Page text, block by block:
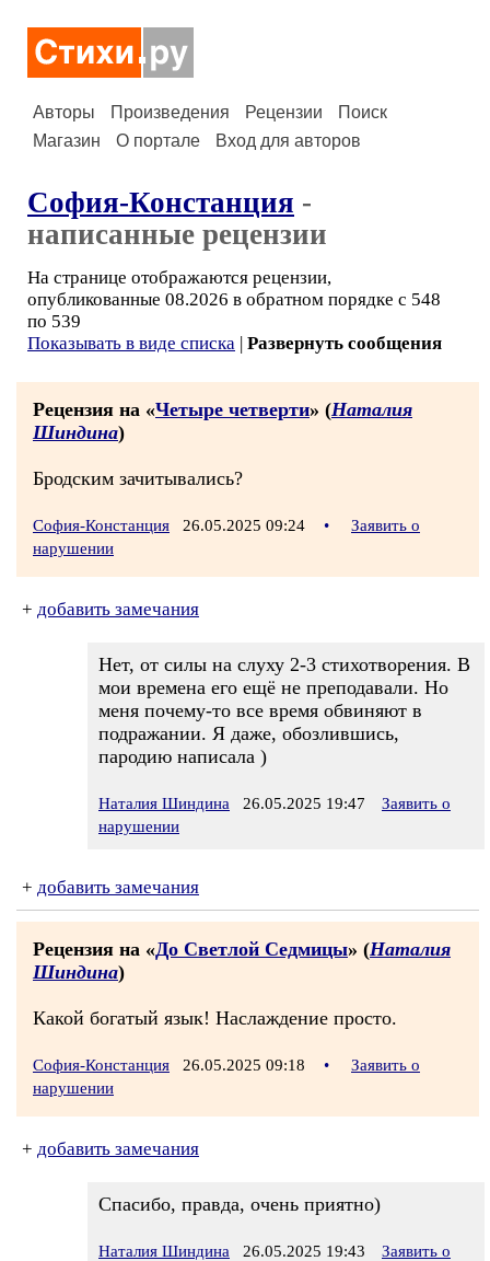
Авторы Произведения Рецензии
Поиск
Магазин
О портале Вход для авторов
София-Констанция -
написанные рецензии
На странице отображаются рецензии,
опубликованные 08.2026 в обратном порядке с 548
по 539
Показывать в виде списка | Развернуть сообщения
Рецензия на «Четыре четверти» (Наталия
Шиндина)
Бродским зачитывались?
София-Констанция 26.05.2025 09:24 •
Заявить о
нарушении
+ добавить замечания
Нет, от силы на слуху 2-3 стихотворения. В
мои времена его ещё не преподавали. Но
меня почему-то все время обвиняют в
подражании. Я даже, обозлившись,
пародию написала )
Наталия Шиндина 26.05.2025 19:47
Заявить о
нарушении
+ добавить замечания
Рецензия на «До Светлой Седмицы» (Наталия
Шиндина)
Какой богатый язык! Наслаждение просто.
София-Констанция 26.05.2025 09:18 •
Заявить о
нарушении
+ добавить замечания
Спасибо, правда, очень приятно)
Наталия Шиндина 26.05.2025 19:43
Заявить о